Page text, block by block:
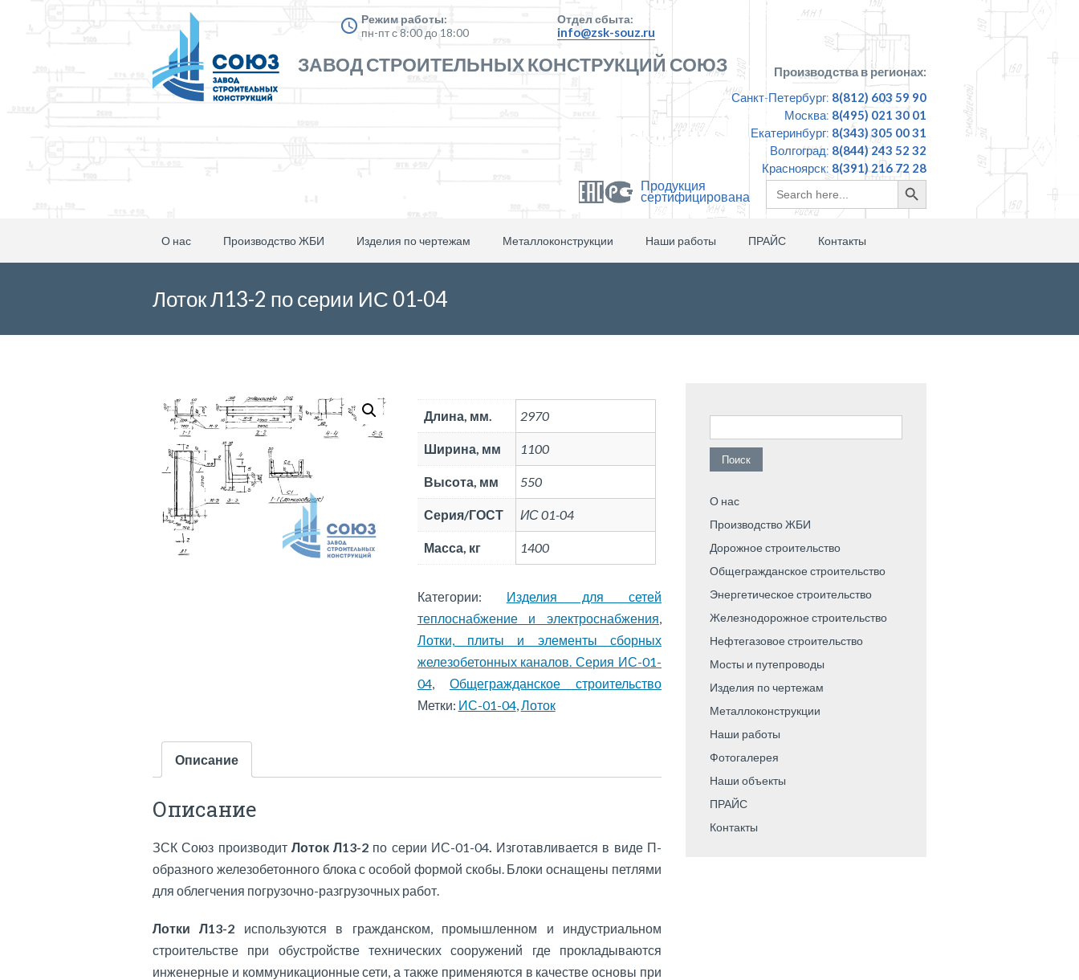
Режим работы:
пн-пт с 8:00 до 18:00
Отдел сбыта:
info@zsk-souz.ru
ЗАВОД СТРОИТЕЛЬНЫХ КОНСТРУКЦИЙ СОЮЗ
Производства в регионах:
Санкт-Петербург: 8(812) 603 59 90
Москва: 8(495) 021 30 01
Екатеринбург: 8(343) 305 00 31
Волгоград: 8(844) 243 52 32
Красноярск: 8(391) 216 72 28
Продукция
сертифицирована
Search
for:
Search
Button
О нас Производство ЖБИ Изделия по чертежам Металлоконструкции Наши работы ПРАЙС Контакты
Лоток Л13-2 по серии ИС 01-04
Длина, мм. 2970
Ширина, мм 1100
Высота, мм 550
Серия/ГОСТ ИС 01-04
Масса, кг 1400
Категории: Изделия для сетей
теплоснабжение и электроснабжения,
Лотки, плиты и элементы сборных
железобетонных каналов. Серия ИС-01-
04, Общегражданское строительство
Метки: ИС-01-04,Лоток
Описание
Описание
ЗСК Союз производит Лоток Л13-2 по серии ИС-01-04. Изготавливается в виде П-
образного железобетонного блока с особой формой скобы. Блоки оснащены петлями
для облегчения погрузочно-разгрузочных работ.
Лотки Л13-2 используются в гражданском, промышленном и индустриальном
строительстве при обустройстве технических сооружений где прокладываются
инженерные и коммуникационные сети, а также применяются в качестве основы при
Найти:
О нас
Производство ЖБИ
Дорожное строительство
Общегражданское строительство
Энергетическое строительство
Железнодорожное строительство
Нефтегазовое строительство
Мосты и путепроводы
Изделия по чертежам
Металлоконструкции
Наши работы
Фотогалерея
Наши объекты
ПРАЙС
Контакты